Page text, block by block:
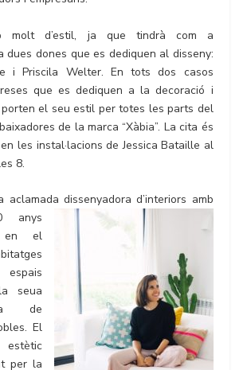
molt d’estil, ja que tindrà com a
dues dones que es dediquen al disseny:
i Priscila Welter. En tots dos casos
que es dediquen a la decoració i
porten el seu estil per totes les parts del
de la marca “Xàbia”. La cita és
les instal·lacions de Jessica Bataille al
8.
dissenyadora d’interiors amb
anys
en el
seua
de
El
per la